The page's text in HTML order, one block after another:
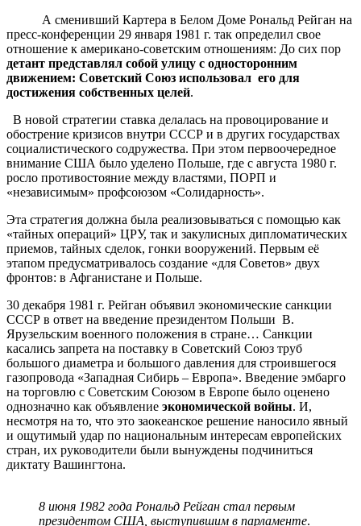
А сменивший Картера в Белом Доме Рональд Рейган на
пресс-конференции 29 января 1981 г. так определил свое
отношение к американо-советским отношениям: До сих пор
детант представлял собой улицу с односторонним
движением: Советский Союз использовал его для
достижения собственных целей.
В новой стратегии ставка делалась на провоцирование и
обострение кризисов внутри СССР и в других государствах
социалистического содружества. При этом первоочередное
внимание США было уделено Польше, где с августа 1980 г.
росло противостояние между властями, ПОРП и
«независимым» профсоюзом «Солидарность».
Эта стратегия должна была реализовываться с помощью как
«тайных операций» ЦРУ, так и закулисных дипломатических
приемов, тайных сделок, гонки вооружений. Первым её
этапом предусматривалось создание «для Советов» двух
фронтов: в Афганистане и Польше.
30 декабря 1981 г. Рейган объявил экономические санкции
СССР в ответ на введение президентом Польши В.
Ярузельским военного положения в стране… Санкции
касались запрета на поставку в Советский Союз труб
большого диаметра и большого давления для строившегося
газопровода «Западная Сибирь – Европа». Введение эмбарго
на торговлю с Советским Союзом в Европе было оценено
однозначно как объявление экономической войны. И,
несмотря на то, что это заокеанское решение наносило явный
и ощутимый удар по национальным интересам европейских
стран, их руководители были вынуждены подчиниться
диктату Вашингтона.
8 июня 1982 года Рональд Рейган стал первым
президентом США, выступившим в парламенте.